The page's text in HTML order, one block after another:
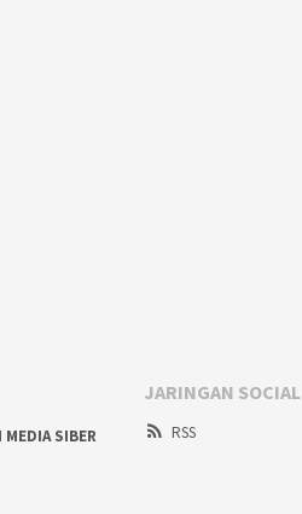
MEDIA SIBER
JARINGAN SOCIAL
RSS